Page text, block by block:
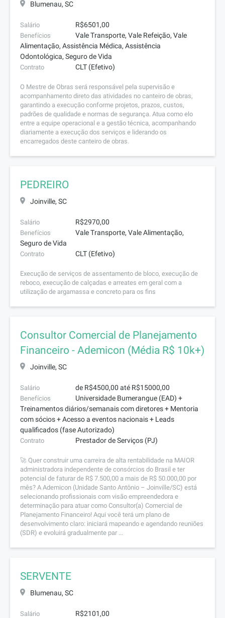
Blumenau, SC
Salário R$6501,00
Benefícios
Vale Transporte, Vale Refeição, Vale
Alimentação, Assistência Médica, Assistência
Odontológica, Seguro de Vida
Contrato CLT (Efetivo)
O Mestre de Obras será responsável pela supervisão e
acompanhamento direto das atividades no canteiro de obras,
garantindo a execução conforme projetos, prazos, custos,
padrões de qualidade e normas de segurança. Atua como elo
entre a equipe operacional e a gestão técnica, acompanhando
diariamente a execução dos serviços e liderando os
encarregados deste canteiro de obras.
PEDREIRO
Joinville, SC
Salário R$2970,00
Benefícios
Vale Transporte, Vale Alimentação,
Seguro de Vida
Contrato CLT (Efetivo)
Execução de serviços de assentamento de bloco, execução de
reboco, execução de calçadas e arreates em geral com a
utilização de argamassa e concreto para os fins
Consultor Comercial de Planejamento
Financeiro - Ademicon (Média R$ 10k+)
Joinville, SC
Salário de R$4500,00 até R$15000,00
Benefícios
Universidade Bumerangue (EAD) +
Treinamentos diários/semanais com diretores + Mentoria
com sócios + Acesso a eventos nacionais + Leads
qualificados (fase Autorizado)
Contrato Prestador de Serviços (PJ)
🚀 Quer construir uma carreira de alta rentabilidade na MAIOR
administradora independente de consórcios do Brasil e ter
potencial de faturar de R$ 7.500,00 a mais de R$ 50.000,00 por
mês? A Ademicon (Unidade Santo Antônio – Joinville/SC) está
selecionando profissionais com visão empreendedora e
determinação para atuar como Consultor(a) Comercial de
Planejamento Financeiro! Aqui você terá um plano de
desenvolvimento claro: iniciará mapeando e agendando reuniões
(SDR) e evoluirá gradualmente par ...
SERVENTE
Blumenau, SC
Salário R$2101,00